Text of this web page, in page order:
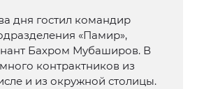
дня гостил командир
«Памир»,
Бахром Мубаширов. В
контрактников из
и из окружной столицы.